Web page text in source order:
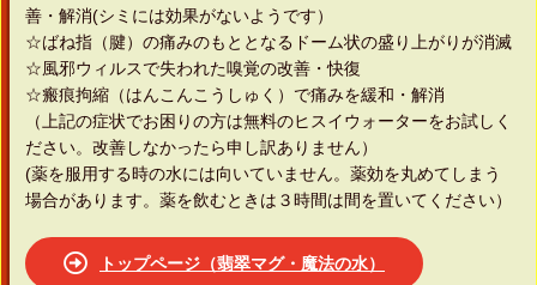
善・解消(シミには効果がないようです）
☆ばね指（腱）の痛みのもととなるドーム状の盛り上がりが消滅
☆風邪ウィルスで失われた嗅覚の改善・快復
☆瘢痕拘縮（はんこんこうしゅく）で痛みを緩和・解消
（上記の症状でお困りの方は無料のヒスイウォーターをお試しく
ださい。改善しなかったら申し訳ありません）
(薬を服用する時の水には向いていません。薬効を丸めてしまう
場合があります。薬を飲むときは３時間は間を置いてください）
トップページ（翡翠マグ・魔法の水）